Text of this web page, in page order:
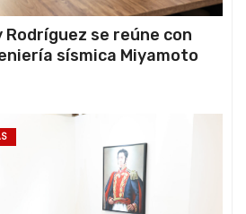
se reúne con
sísmica Miyamoto
Solutions